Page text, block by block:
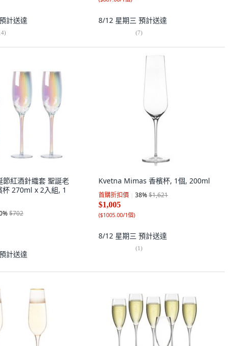
計送達
)
8/12 星期三 預計送達
(7)
紅酒針織套 聖誕老
杯 270ml x 2入組, 1
%$702
計送達
Kvetna Mimas 香檳杯, 1個, 200ml
首購折扣價 38%$1,621
$1,005
($1005.00/1個)
8/12 星期三 預計送達
(1)